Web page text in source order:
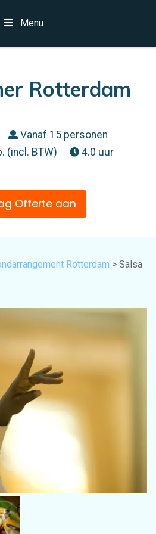
Menu
Rotterdam
Vanaf 15 personen
(incl. BTW) 4.0 uur
Offerte aan
Rotterdam > Salsa